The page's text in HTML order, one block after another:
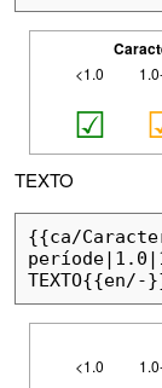
<1.0
☑
TEXTO
{{ca/
TEXTO{{en/-
<1.0